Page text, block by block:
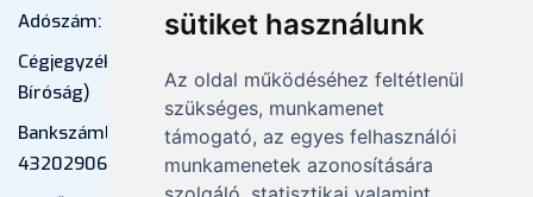
sütiket használunk
Az oldal működéséhez feltétlenül
szükséges, munkamenet
támogató, az egyes felhasználói
munkamenetek azonosítására
Adószám: 13598145-2-41
Cégjegyzékszám: 01-09-883770 (Fővárosi
Bíróság)
Bankszámlaszám: CIB Bank, 10700581-
43202906-51100005